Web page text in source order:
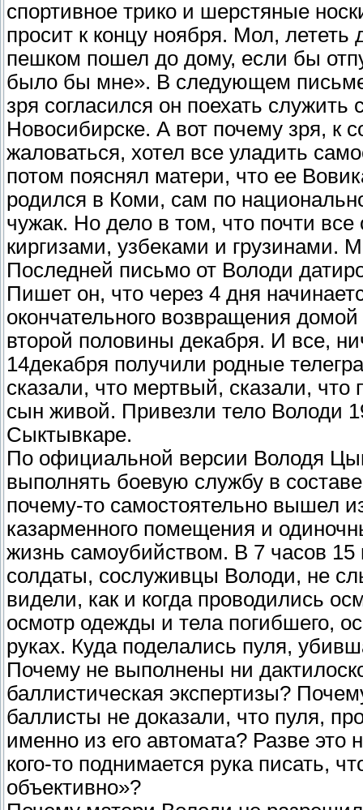
спортивное трико и шерстяные
просит к концу ноября. Мол,
пешком пошел до дому, если бы
было бы мне». В следующем
зря согласился он поехать
Новосибирске. А вот почему зря, к
жаловаться, хотел все уладить
потом пояснял матери, что ее
родился в Коми, сам по
чужак. Но дело в том, что почти
киргизами, узбеками и грузинами.
Последней письмо от Володи
Пишет он, что через 4 дня
окончательного возвращения
второй половины декабря. И все,
14декабря получили родные
сказали, что мертвый, сказали,
сын живой. Привезли тело Володи
Сыктывкаре.
По официальной версии Володя
выполнять боевую службу в
почему-то самостоятельно вышел
казарменного помещения и
жизнь самоубийством. В 7 часов
солдаты, сослуживцы Володи, не
видели, как и когда проводились
осмотр одежды и тела погибшего,
руках. Куда поделались пуля,
Почему не выполнены ни
баллистическая экспертизы?
баллисты не доказали, что пуля,
именно из его автомата? Разве это
кого-то поднимается рука писать,
объективно»?